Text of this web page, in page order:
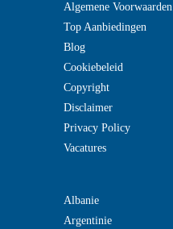
Algemene Voorwaarden
Top Aanbiedingen
Blog
Cookiebeleid
Copyright
Disclaimer
Privacy Policy
Vacatures
Albanie
Argentinie